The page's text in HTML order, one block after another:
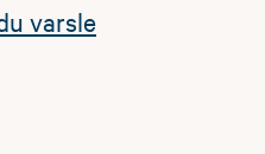
varsle